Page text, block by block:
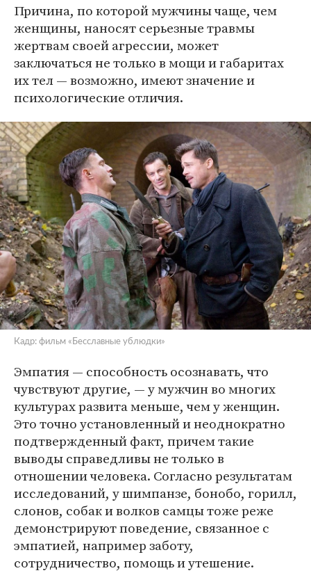
Причина, по которой мужчины чаще, чем
женщины, наносят серьезные травмы
жертвам своей агрессии, может
заключаться не только в мощи и габаритах
их тел — возможно, имеют значение и
психологические отличия.
Кадр: фильм «Бесславные ублюдки»
Эмпатия — способность осознавать, что
чувствуют другие, — у мужчин во многих
культурах развита меньше, чем у женщин.
Это точно установленный и неоднократно
подтвержденный факт, причем такие
выводы справедливы не только в
отношении человека. Согласно результатам
исследований, у шимпанзе, бонобо, горилл,
слонов, собак и волков самцы тоже реже
демонстрируют поведение, связанное с
эмпатией, например заботу,
сотрудничество, помощь и утешение.